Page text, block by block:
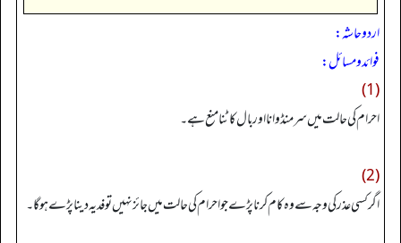
اردو حاشہ:
فوائد و مسائل:
(1)
احرام کی حالت میں سر منڈوانا اور بال کاٹنا منع ہے۔
(2)
اگر کسی عذر کی وجہ سے وہ کام کرنا پڑے جو احرام کی حالت میں جائز نہیں تو فدیہ دینا پڑے ہوگا۔